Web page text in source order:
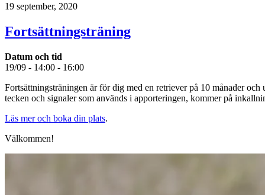
19 september, 2020
Fortsättningsträning
Datum och tid
19/09 - 14:00 - 16:00
Fortsättningsträningen är för dig med en retriever på 10 månader
tecken och signaler som används i apporteringen, kommer på
Läs mer och boka din plats.
Välkommen!